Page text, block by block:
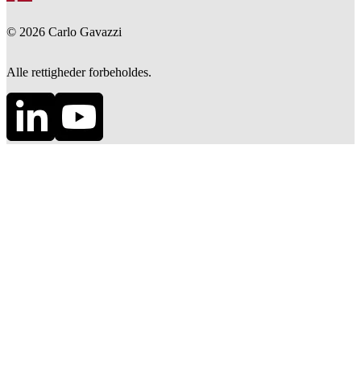
© 2026 Carlo Gavazzi
Alle rettigheder forbeholdes.